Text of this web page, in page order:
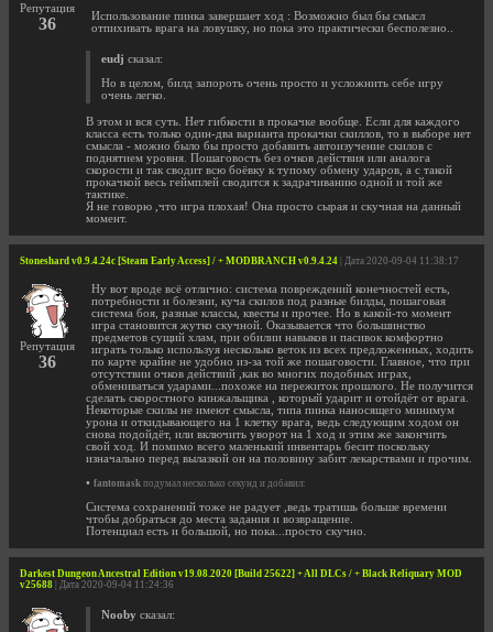
Репутация
36
Использование пинка завершает ход : Возможно был бы смысл
отпихивать врага на ловушку, но пока это практически бесполезно..
eudj сказал:
Но в целом, билд запороть очень просто и усложнить себе игру
очень легко.
В этом и вся суть. Нет гибкости в прокачке вообще. Если для каждого
класса есть только один-два варианта прокачки скиллов, то в выборе нет
смысла - можно было бы просто добавить автоизучение скилов с
поднятием уровня. Пошаговость без очков действия или аналога
скорости и так сводит всю боёвку к тупому обмену ударов, а с такой
прокачкой весь геймплей сводится к задрачиванию одной и той же
тактике.
Я не говорю ,что игра плохая! Она просто сырая и скучная на данный
момент.
Stoneshard v0.9.4.24c [Steam Early Access] / + MODBRANCH v0.9.4.24 | Дата 2020-09-04 11:38:17
Репутация
36
Ну вот вроде всё отлично: система повреждений конечностей есть,
потребности и болезни, куча скилов под разные билды, пошаговая
система боя, разные классы, квесты и прочее. Но в какой-то момент
игра становится жутко скучной. Оказывается что большинство
предметов сущий хлам, при обилии навыков и пасивок комфортно
играть только используя несколько веток из всех предложенных, ходить
по карте крайне не удобно из-за той же пошаговости. Главное, что при
отсутствии очков действий ,как во многих подобных играх,
обмениваться ударами...похоже на пережиток прошлого. Не получится
сделать скоростного кинжальщика , который ударит и отойдёт от врага.
Некоторые скилы не имеют смысла, типа пинка наносящего минимум
урона и откидывающего на 1 клетку врага, ведь следующим ходом он
снова подойдёт, или включить уворот на 1 ход и этим же закончить
свой ход. И помимо всего маленький инвентарь бесит поскольку
изначально перед вылазкой он на половину забит лекарствами и прочим.
• fantomask подумал несколько секунд и добавил:
Система сохранений тоже не радует ,ведь тратишь больше времени
чтобы добраться до места задания и возвращение.
Потенциал есть и большой, но пока...просто скучно.
Darkest Dungeon Ancestral Edition v19.08.2020 [Build 25622] + All DLCs / + Black Reliquary MOD
v25688 | Дата 2020-09-04 11:24:36
Nooby сказал: